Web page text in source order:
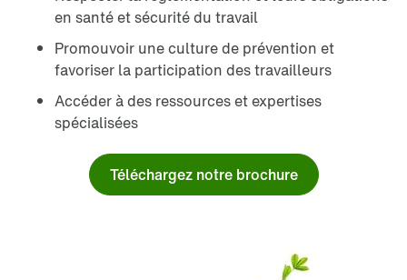
en santé et sécurité du travail
Promouvoir une culture de prévention et
favoriser la participation des travailleurs
Accéder à des ressources et expertises
spécialisées
Téléchargez notre brochure